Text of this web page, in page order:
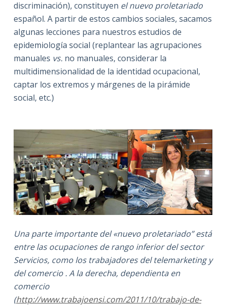
discriminación), constituyen el nuevo proletariado
español. A partir de estos cambios sociales, sacamos
algunas lecciones para nuestros estudios de
epidemiología social (replantear las agrupaciones
manuales vs.no manuales, considerar la
multidimensionalidad de la identidad ocupacional,
captar los extremos y márgenes de la pirámide
social, etc.)
Una parte importante del «nuevo proletariado” está
entre las ocupaciones de rango inferior del sector
Servicios, como los trabajadores del telemarketing y
del comercio . A la derecha, dependienta en
comercio
(http://www.trabajoensi.com/2011/10/trabajo-de-